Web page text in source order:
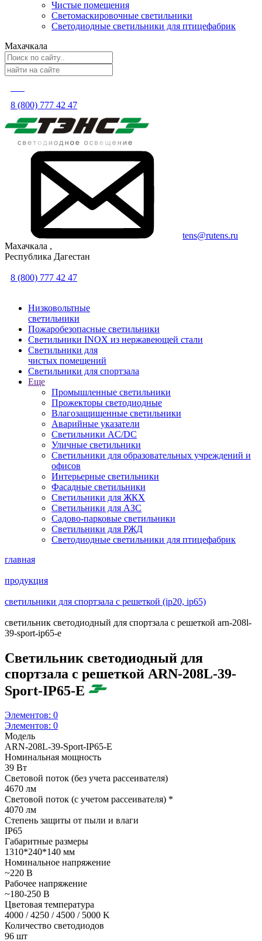
Чистые помещения
Светомаскировочные светильники
Светодиодные светильники для птицефабрик
Махачкала
8 (800) 777 42 47
tens@rutens.ru
Махачкала ,
Республика Дагестан
8 (800) 777 42 47
Низковольтные
светильники
Пожаробезопасные светильники
Светильники INOX из нержавеющей стали
Светильники для
чистых помещений
Светильники для спортзала
Еще
Промышленные светильники
Прожекторы светодиодные
Влагозащищенные светильники
Аварийные указатели
Светильники AC/DC
Уличные светильники
Светильники для образовательных учреждений и
офисов
Интерьерные светильники
Фасадные светильники
Светильники для ЖКХ
Светильники для АЗС
Садово-парковые светильники
Светильники для РЖД
Светодиодные светильники для птицефабрик
главная
продукция
светильники для спортзала с решеткой (ip20, ip65)
светильник светодиодный для спортзала с решеткой arn-208l-
39-sport-ip65-e
Светильник светодиодный для
спортзала с решеткой ARN-208L-39-
Sport-IP65-E
Элементов: 0
Элементов: 0
Модель
ARN-208L-39-Sport-IP65-E
Номинальная мощность
39 Вт
Световой поток (без учета рассеивателя)
4670 лм
Световой поток (с учетом рассеивателя) *
4070 лм
Степень защиты от пыли и влаги
IP65
Габаритные размеры
1310*240*140 мм
Номинальное напряжение
~220 В
Рабочее напряжение
~180-250 В
Цветовая температура
4000 / 4250 / 4500 / 5000 K
Количество светодиодов
96 шт